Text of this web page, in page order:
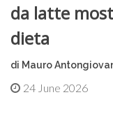
da latte
dieta
di Mauro
24 June 2026